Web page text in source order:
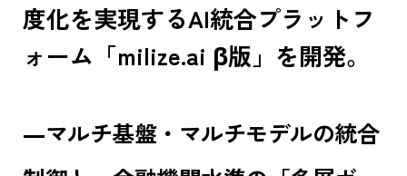
度化を実現するAI統合プラットフ
ォーム「milize.ai β版」を開発。
―マルチ基盤・マルチモデルの統合